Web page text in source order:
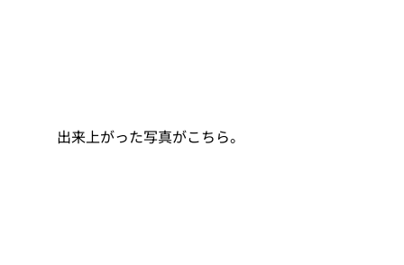
出来上がった写真がこちら。